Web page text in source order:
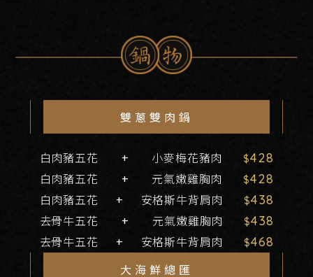
雙蔥雙肉鍋
白肉豬五花 + 小麥梅花豬肉 428
白肉豬五花 + 元氣嫩雞胸肉 428
白肉豬五花 + 安格斯牛背肩肉 438
去骨牛五花 + 元氣嫩雞胸肉 438
去骨牛五花 + 安格斯牛背肩肉 468
大海鮮總匯